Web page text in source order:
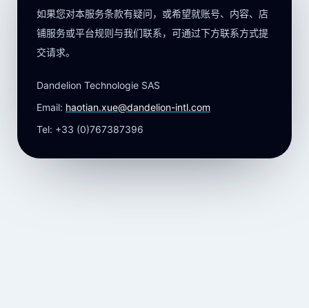
如果您对本服务条款有疑问，或希望就账号、内容、店
铺服务或平台规则与我们联系，可通过下方联系方式提
交请求。
Dandelion Technologie SAS
Email: haotian.xue@dandelion-intl.com
Tel: +33 (0)767387396